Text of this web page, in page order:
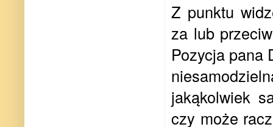
Z punktu
za lub
Pozycja pana
jakąkolwiek
czy może